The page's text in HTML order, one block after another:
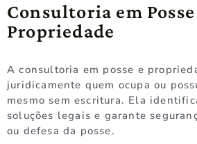
Consultoria em Posse
Propriedade
A consultoria em posse e
juridicamente quem ocupa ou
mesmo sem escritura. Ela
soluções legais e garante
ou defesa da posse.